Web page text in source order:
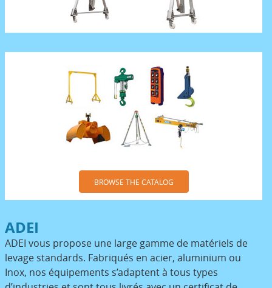
BROWSE THE CATALOG
ADEI
ADEI vous propose une large gamme de matériels de
levage standards. Fabriqués en acier, aluminium ou
Inox, nos équipements s’adaptent à tous types